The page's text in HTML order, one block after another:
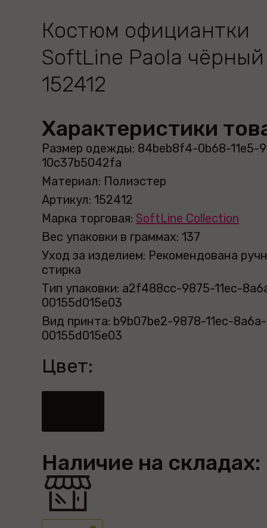
Костюм официантки
SoftLine Paola
152412
Характеристики
Размер одежды: 84beb8f4-0b68-11e5-
10c37b5042fa
Материал: Полиэстер
Артикул: 152412
Марка торговая: SoftLine Collection
Вес упаковки в граммах: 137
Уход за изделием: Рекомендована
стирка
Тип упаковки: a2f488cc-9875-11ec-
00155d015e03
Вид принта: b9b07be2-9878-11ec-8a6a-
00155d015e03
Цвет:
Наличие на складах: